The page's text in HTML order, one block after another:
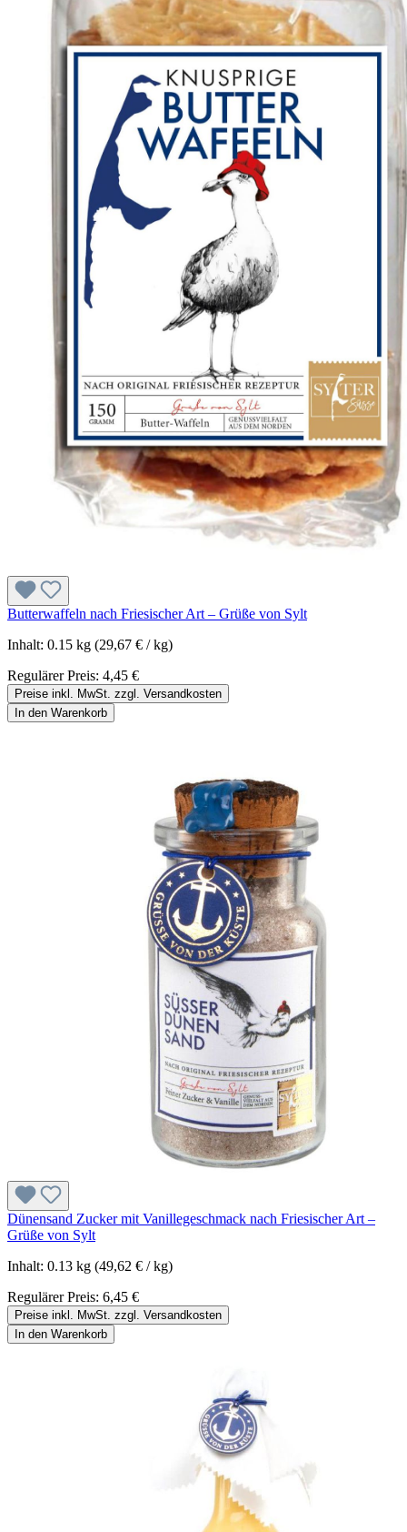
Butterwaffeln nach Friesischer Art – Grüße von Sylt
Inhalt: 0.15 kg (29,67 € / kg)
Regulärer Preis: 4,45 €
Preise inkl. MwSt. zzgl. Versandkosten
In den Warenkorb
Dünensand Zucker mit Vanillegeschmack nach Friesischer Art –
Grüße von Sylt
Inhalt: 0.13 kg (49,62 € / kg)
Regulärer Preis: 6,45 €
Preise inkl. MwSt. zzgl. Versandkosten
In den Warenkorb